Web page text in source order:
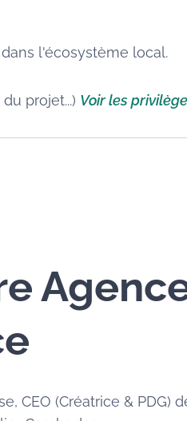
l'écosystème local.
projet...) Voir les
CEO (Créatrice & PDG)